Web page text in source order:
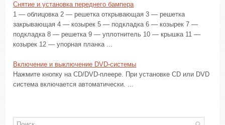
Снятие и установка переднего бампера
1 — облицовка 2 — решетка открывающая 3 — решетка
закрывающая 4 — козырек 5 — подкладка 6 — козырек 7 —
подкладка 8 — решетка 9 — уплотнитель 10 — крышка 11 —
козырек 12 — упорная планка ...
Включение и выключение DVD-системы
Нажмите кнопку на CD/DVD-плеере. При установке CD или DVD
система включается автоматически. ...